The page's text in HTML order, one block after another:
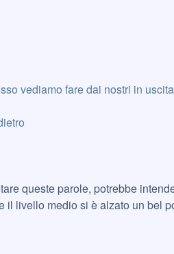
vediamo fare dai nostri in
queste parole, potrebbe
il livello medio si è alzato un bel